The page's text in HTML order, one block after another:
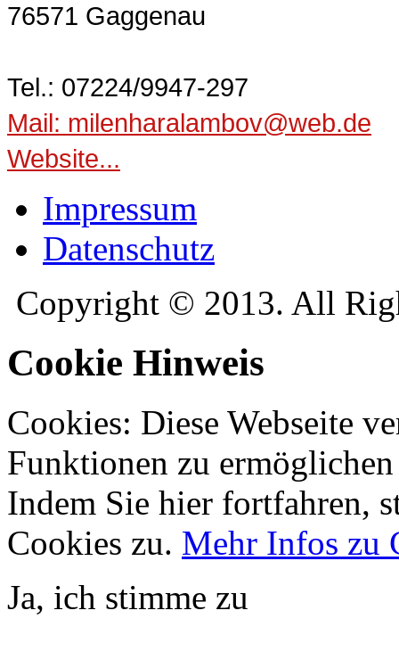
76571 Gaggenau
Tel.: 07224/9947-297
Mail: milenharalambov@web.de
Website...
Impressum
Datenschutz
Copyright © 2013. All
Cookie Hinweis
Cookies: Diese Webseite
Funktionen zu
Indem Sie hier fortfahren,
Cookies zu. Mehr Infos zu
Ja, ich stimme zu